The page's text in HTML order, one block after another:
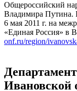
Общероссийский
Владимира Путина.
6 мая 2011 г. на
«Единая Россия» в
onf.ru/region/
Ивановской